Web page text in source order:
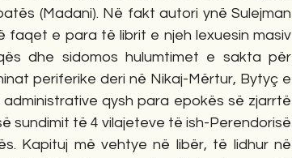
(Madani). Në fakt autori ynë Sulejman
faqet e para të librit e njeh lexuesin masiv
dhe sidomos hulumtimet e sakta për
periferike deri në Nikaj-Mërtur, Bytyç e
qysh para epokës së zjarrtë
sundimit të 4 vilajeteve të ish-Perendorisë
Kapituj më vehtye në libër, të lidhur në